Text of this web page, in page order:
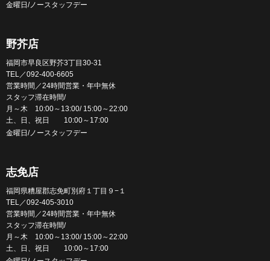
金曜日/ノースタッフデー
野芥店
福岡市早良区野芥3丁目30-31
TEL／092-400-6605
営業時間／24時間営業・年中無休
スタッフ滞在時間/
月～木 10:00～13:00/ 15:00～22:00
土、日、祝日 10:00～17:00
金曜日/ノースタッフデー
志免店
福岡県糟屋郡志免町別府１丁目９−１
TEL／092-405-3010
営業時間／24時間営業・年中無休
スタッフ滞在時間/
月～木 10:00～13:00/ 15:00～22:00
土、日、祝日 10:00～17:00